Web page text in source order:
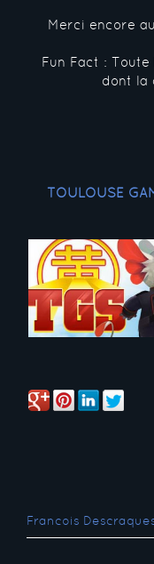
Merci encore
Fun Fact :
dont la
TOULOUSE
Francois